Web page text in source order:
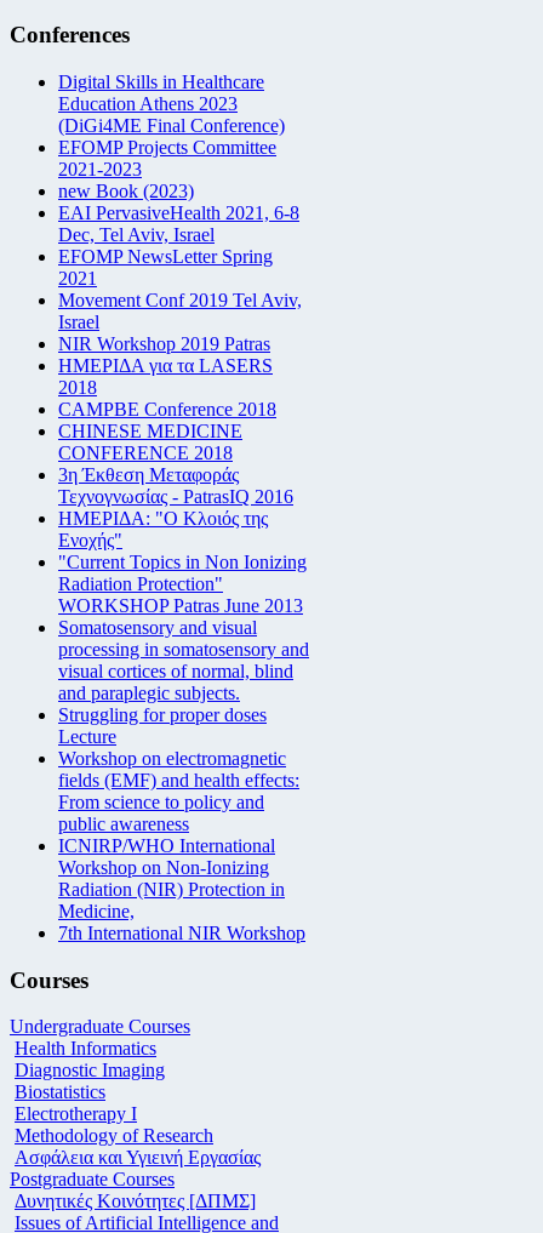
Conferences
Digital Skills in Healthcare
Education Athens 2023
(DiGi4ME Final Conference)
EFOMP Projects Committee
2021-2023
new Book (2023)
EAI PervasiveHealth 2021, 6-8
Dec, Tel Aviv, Israel
EFOMP NewsLetter Spring
2021
Movement Conf 2019 Tel Aviv,
Israel
NIR Workshop 2019 Patras
ΗΜΕΡΙΔΑ για τα LASERS
2018
CAMPBE Conference 2018
CHINESE MEDICINE
CONFERENCE 2018
3η Έκθεση Μεταφοράς
Τεχνογνωσίας - PatrasIQ 2016
ΗΜΕΡΙΔΑ: "Ο Κλοιός της
Ενοχής"
"Current Topics in Non Ionizing
Radiation Protection"
WORKSHOP Patras June 2013
Somatosensory and visual
processing in somatosensory and
visual cortices of normal, blind
and paraplegic subjects.
Struggling for proper doses
Lecture
Workshop on electromagnetic
fields (EMF) and health effects:
From science to policy and
public awareness
ICNIRP/WHO International
Workshop on Non-Ionizing
Radiation (NIR) Protection in
Medicine,
7th International NIR Workshop
Courses
Undergraduate Courses
Health Informatics
Diagnostic Imaging
Biostatistics
Electrotherapy I
Methodology of Research
Ασφάλεια και Υγιεινή Εργασίας
Postgraduate Courses
Δυνητικές Κοινότητες [ΔΠΜΣ]
Issues of Artificial Intelligence and